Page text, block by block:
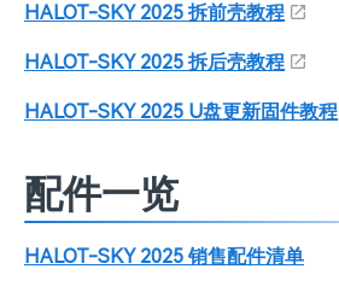
HALOT-SKY 2025 拆前壳教程
HALOT-SKY 2025 拆后壳教程
HALOT-SKY 2025 U盘更新固件教程
配件一览
HALOT-SKY 2025 销售配件清单